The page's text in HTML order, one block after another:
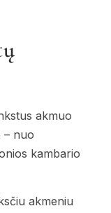
akmuo
– nuo
kambario
akmeniu